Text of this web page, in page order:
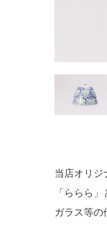
当店オリジ
「ららら
ガラス等の